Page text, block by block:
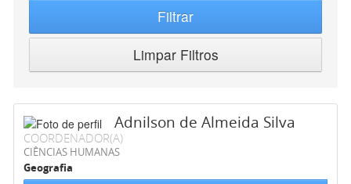
Filtrar
Limpar Filtros
Adnilson de Almeida Silva
COORDENADOR(A)
CIÊNCIAS HUMANAS
Geografia